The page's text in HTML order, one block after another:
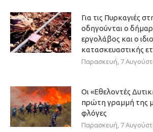
Για τις Πυρκαγιές
οδηγούνται ο
εργολάβος και ο
κατασκευαστικής
Παρασκευή, 7
Οι «Εθελοντές
πρώτη γραμμή της
φλόγες
Παρασκευή, 7